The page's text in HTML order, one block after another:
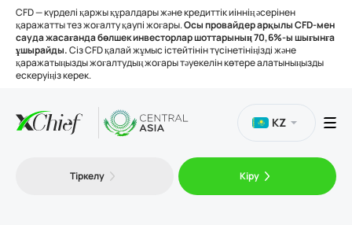
CFD — күрделі қаржы құралдары және кредиттік иіннің әсерінен
қаражатты тез жоғалту қаупі жоғары.Осы провайдер арқылы CFD-мен
сауда жасағанда бөлшек инвесторлар шоттарының 70,6%-ы шығынға
ұшырайды.Сіз CFD қалай жұмыс істейтінін түсінетініңізді және
қаражатыңызды жоғалтудың жоғары тәуекелін көтере алатыныңызды
ескеруіңіз керек.
KZ
Тіркелу Кіру